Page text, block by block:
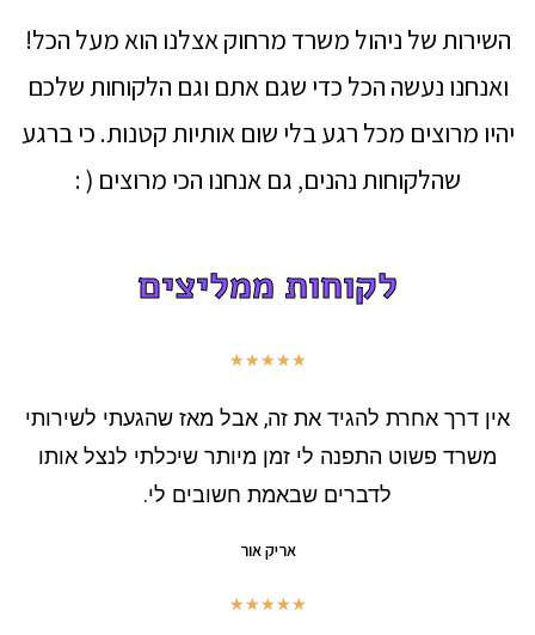
השירות של ניהול משרד מרחוק אצלנו הוא מעל הכל!
ואנחנו נעשה הכל כדי שגם אתם וגם הלקוחות שלכם
יהיו מרוצים מכל רגע בלי שום אותיות קטנות. כי ברגע
שהלקוחות נהנים, גם אנחנו הכי מרוצים ( :
לקוחות ממליצים
★
★
★
★
★
אין דרך אחרת להגיד את זה, אבל מאז שהגעתי לשירותי
משרד פשוט התפנה לי זמן מיותר שיכלתי לנצל אותו
לדברים שבאמת חשובים לי.
אריק אור
★
★
★
★
★